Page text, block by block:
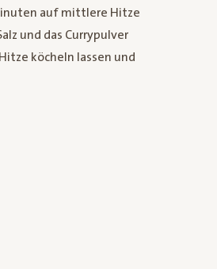
auf mittlere Hitze
und das Currypulver
köcheln lassen und